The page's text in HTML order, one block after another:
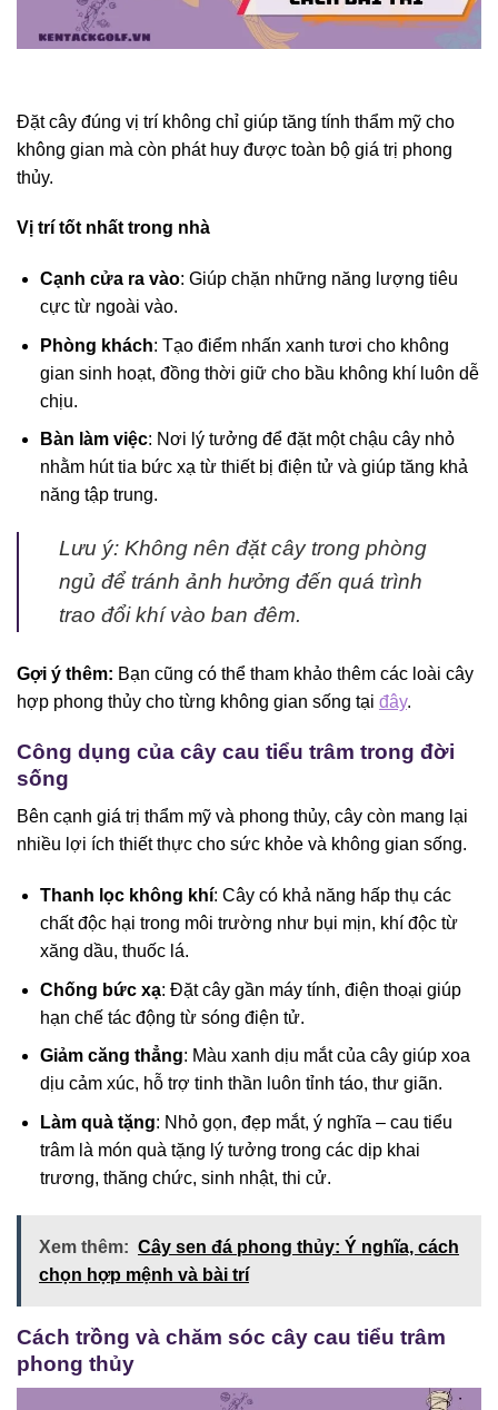
Đặt cây đúng vị trí không chỉ giúp tăng tính thẩm mỹ cho
không gian mà còn phát huy được toàn bộ giá trị phong
thủy.
Vị trí tốt nhất trong nhà
Cạnh cửa ra vào: Giúp chặn những năng lượng tiêu
cực từ ngoài vào.
Phòng khách: Tạo điểm nhấn xanh tươi cho không
gian sinh hoạt, đồng thời giữ cho bầu không khí luôn dễ
chịu.
Bàn làm việc: Nơi lý tưởng để đặt một chậu cây nhỏ
nhằm hút tia bức xạ từ thiết bị điện tử và giúp tăng khả
năng tập trung.
Lưu ý: Không nên đặt cây trong phòng
ngủ để tránh ảnh hưởng đến quá trình
trao đổi khí vào ban đêm.
Gợi ý thêm: Bạn cũng có thể tham khảo thêm các loài cây
hợp phong thủy cho từng không gian sống tại đây.
Công dụng của cây cau tiểu trâm trong đời
sống
Bên cạnh giá trị thẩm mỹ và phong thủy, cây còn mang lại
nhiều lợi ích thiết thực cho sức khỏe và không gian sống.
Thanh lọc không khí: Cây có khả năng hấp thụ các
chất độc hại trong môi trường như bụi mịn, khí độc từ
xăng dầu, thuốc lá.
Chống bức xạ: Đặt cây gần máy tính, điện thoại giúp
hạn chế tác động từ sóng điện tử.
Giảm căng thẳng: Màu xanh dịu mắt của cây giúp xoa
dịu cảm xúc, hỗ trợ tinh thần luôn tỉnh táo, thư giãn.
Làm quà tặng: Nhỏ gọn, đẹp mắt, ý nghĩa – cau tiểu
trâm là món quà tặng lý tưởng trong các dịp khai
trương, thăng chức, sinh nhật, thi cử.
Xem thêm: Cây sen đá phong thủy: Ý nghĩa, cách
chọn hợp mệnh và bài trí
Cách trồng và chăm sóc cây cau tiểu trâm
phong thủy